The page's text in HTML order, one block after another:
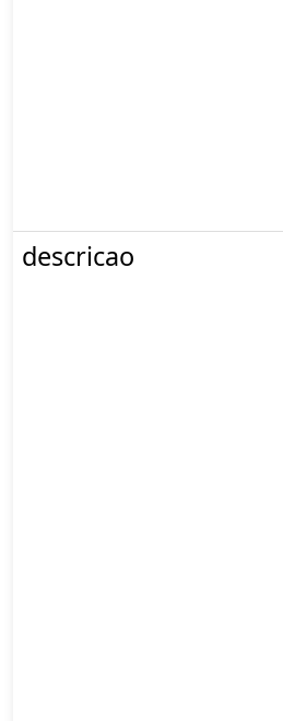
descricao